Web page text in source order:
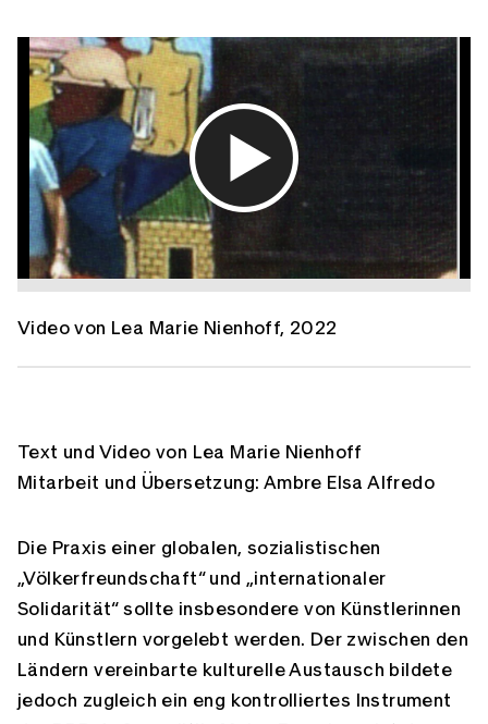
Video von Lea Marie Nienhoff, 2022
Text und Video von Lea Marie Nienhoff
Mitarbeit und Übersetzung: Ambre Elsa Alfredo
Die Praxis einer globalen, sozialistischen
„Völkerfreundschaft“ und „internationaler
Solidarität“ sollte insbesondere von Künstlerinnen
und Künstlern vorgelebt werden. Der zwischen den
Ländern vereinbarte kulturelle Austausch bildete
jedoch zugleich ein eng kontrolliertes Instrument